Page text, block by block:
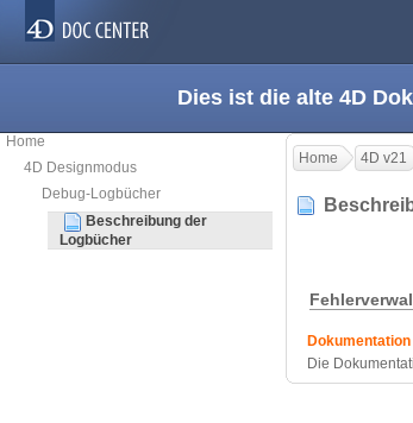
Dies ist die alte 4D
Home
4D Designmodus
Debug-Logbücher
Beschreibung der
Logbücher
Home 4D v21
Die